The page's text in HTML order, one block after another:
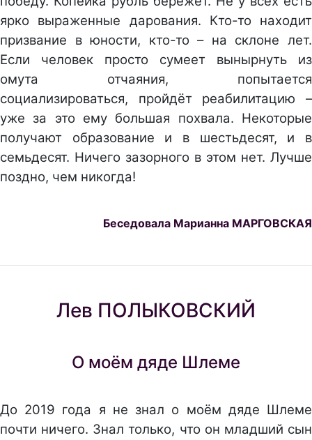
ярко выраженные дарования. Кто-то находит
призвание в юности, кто-то – на склоне лет.
Если человек просто сумеет вынырнуть из
омута отчаяния, попытается
социализироваться, пройдёт реабилитацию –
уже за это ему большая похвала. Некоторые
получают образование и в шестьдесят, и в
семьдесят. Ничего зазорного в этом нет. Лучше
поздно, чем никогда!
Беседовала Марианна МАРГОВСКАЯ
Лев ПОЛЫКОВСКИЙ
О моём дяде Шлеме
До 2019 года я не знал о моём дяде Шлеме
почти ничего. Знал только, что он младший сын